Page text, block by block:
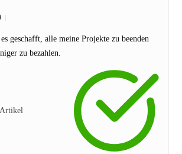
geschafft, alle meine Projekte zu beenden
zu bezahlen.